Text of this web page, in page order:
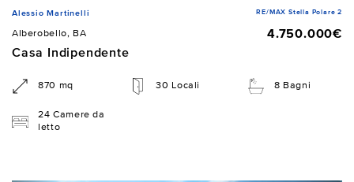
Alessio Martinelli RE/MAX Stella Polare 2
Alberobello, BA
4.750.000€
Casa Indipendente
870 mq 30 Locali 8 Bagni
24 Camere da
letto